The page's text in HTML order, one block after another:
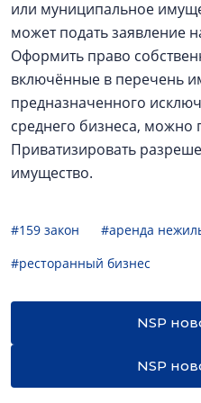
или муниципальное
может подать заявление
Оформить право
включённые в перечень
предназначенного
среднего бизнеса, можно
Приватизировать
имущество.
#159 закон
#аренда
#ресторанный бизнес
NSP
NSP